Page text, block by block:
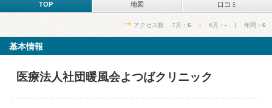
TOP 地図 口コミ
アクセス数 7月： 6 | 6月： - | 年間： 6
基本情報
医療法人社団暖風会よつばクリニック